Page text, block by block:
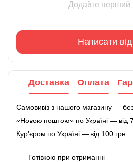
Додайте перший
Написати
Доставка Оплата
Самовивіз з нашого магазину —
«Новою поштою» по Україні — від
Кур'єром по Україні — від 100 грн.
Готівкою при отриманні